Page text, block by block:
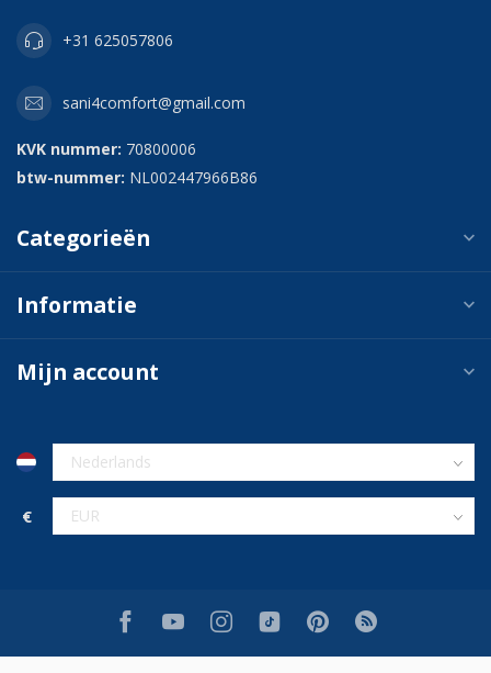
+31 625057806
sani4comfort@gmail.com
KVK nummer: 70800006
btw-nummer: NL002447966B86
Categorieën
Informatie
Mijn account
€